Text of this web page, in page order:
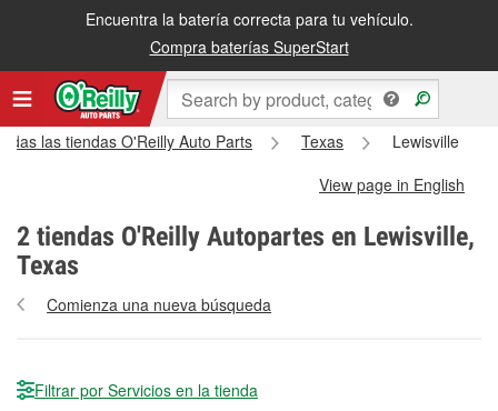
Encuentra la batería correcta para tu vehículo.
Compra baterías SuperStart
las tiendas O'Reilly Auto Parts Texas
Lewisville
View page in English
2 tiendas O'Reilly Autopartes en Lewisville,
Texas
Comienza una nueva búsqueda
Filtrar por Servicios en la tienda